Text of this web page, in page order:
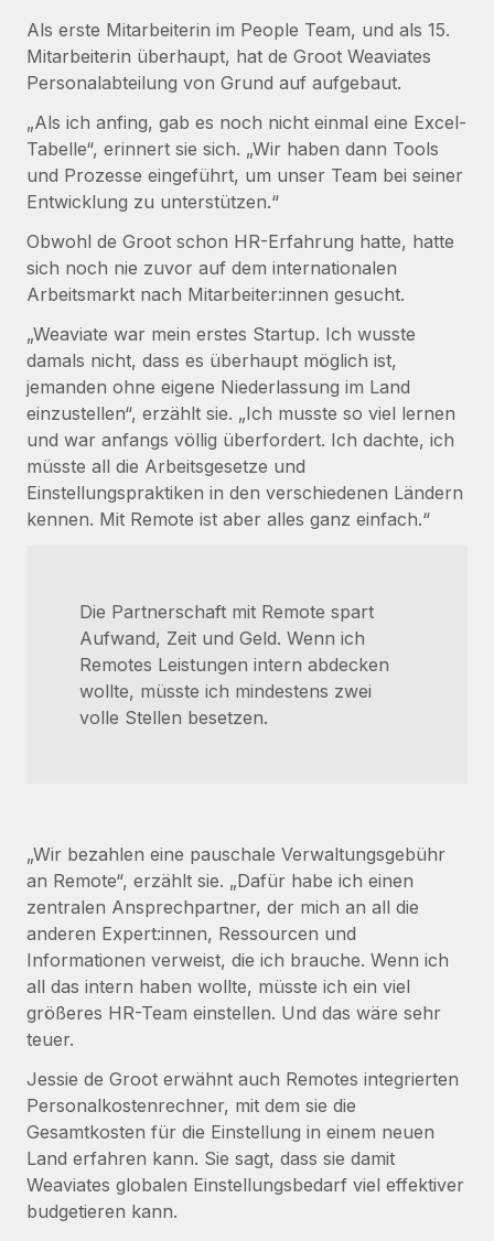
Als erste Mitarbeiterin im People Team, und als 15.
Mitarbeiterin überhaupt, hat de Groot Weaviates
Personalabteilung von Grund auf aufgebaut.
„Als ich anfing, gab es noch nicht einmal eine Excel-
Tabelle“, erinnert sie sich. „Wir haben dann Tools
und Prozesse eingeführt, um unser Team bei seiner
Entwicklung zu unterstützen.“
Obwohl de Groot schon HR-Erfahrung hatte, hatte
sich noch nie zuvor auf dem internationalen
Arbeitsmarkt nach Mitarbeiter:innen gesucht.
„Weaviate war mein erstes Startup. Ich wusste
damals nicht, dass es überhaupt möglich ist,
jemanden ohne eigene Niederlassung im Land
einzustellen“, erzählt sie. „Ich musste so viel lernen
und war anfangs völlig überfordert. Ich dachte, ich
müsste all die Arbeitsgesetze und
Einstellungspraktiken in den verschiedenen Ländern
kennen. Mit Remote ist aber alles ganz einfach.“
Die Partnerschaft mit Remote spart
Aufwand, Zeit und Geld. Wenn ich
Remotes Leistungen intern abdecken
wollte, müsste ich mindestens zwei
volle Stellen besetzen.
„Wir bezahlen eine pauschale Verwaltungsgebühr
an Remote“, erzählt sie. „Dafür habe ich einen
zentralen Ansprechpartner, der mich an all die
anderen Expert:innen, Ressourcen und
Informationen verweist, die ich brauche. Wenn ich
all das intern haben wollte, müsste ich ein viel
größeres HR-Team einstellen. Und das wäre sehr
teuer.
Jessie de Groot erwähnt auch Remotes integrierten
Personalkostenrechner, mit dem sie die
Gesamtkosten für die Einstellung in einem neuen
Land erfahren kann. Sie sagt, dass sie damit
Weaviates globalen Einstellungsbedarf viel effektiver
budgetieren kann.